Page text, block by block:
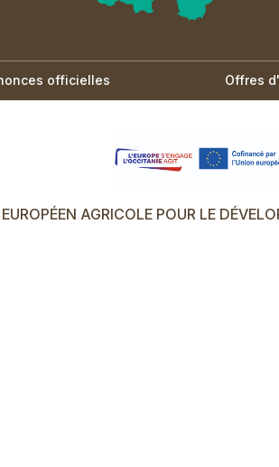
officielles Offres
AGRICOLE POUR LE